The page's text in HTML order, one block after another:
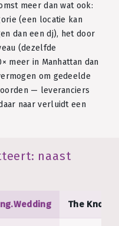
meer dan wat ook:
(een locatie kan
dan een dj), het door
(dezelfde
meer in Manhattan dan
om gedeelde
— leveranciers
naar verluidt een
naast
The Knot